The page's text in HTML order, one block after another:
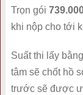
Trọn gói
khi nộp cho tới
Suất thi lấy
tâm sẽ chốt hồ
trước sẽ được